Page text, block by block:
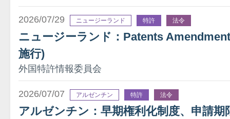
2026/07/29 ニュージーランド 特許 法令
ニュージーランド：Patents
施行)
外国特許情報委員会
2026/07/07 アルゼンチン 特許 法令
アルゼンチン：早期権利化制度、申請期